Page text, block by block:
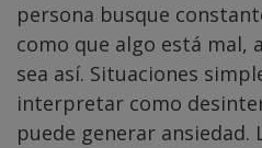
persona busque
como que algo está mal,
sea así. Situaciones
interpretar como
puede generar ansiedad.